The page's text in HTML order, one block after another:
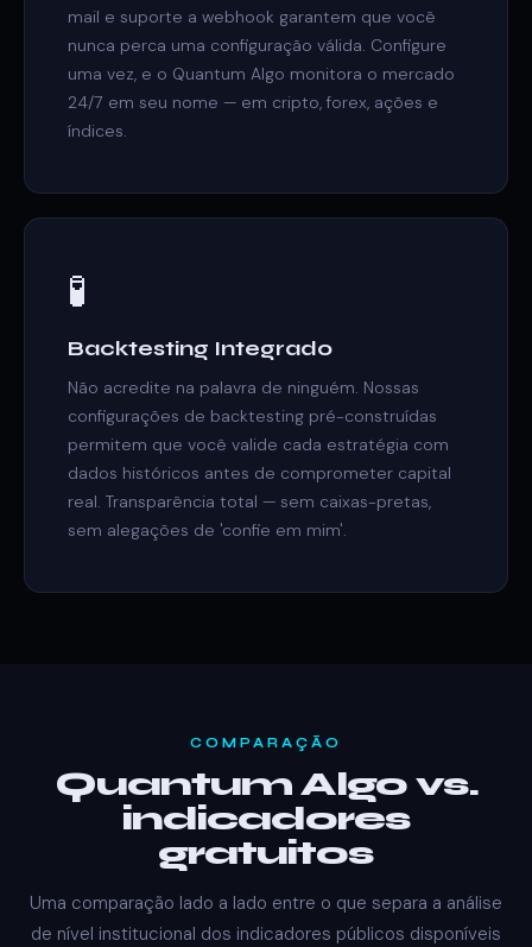
mail e suporte a webhook garantem que você
nunca perca uma configuração válida. Configure
uma vez, e o Quantum Algo monitora o mercado
24/7 em seu nome — em cripto, forex, ações e
índices.
🧪
Backtesting Integrado
Não acredite na palavra de ninguém. Nossas
configurações de backtesting pré-construídas
permitem que você valide cada estratégia com
dados históricos antes de comprometer capital
real. Transparência total — sem caixas-pretas,
sem alegações de 'confie em mim'.
COMPARAÇÃO
Quantum Algo vs.
indicadores
gratuitos
Uma comparação lado a lado entre o que separa a análise
de nível institucional dos indicadores públicos disponíveis